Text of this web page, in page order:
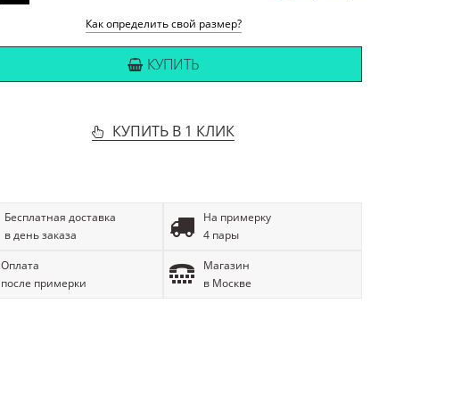
Как определить свой размер?
КУПИТЬ
КУПИТЬ В 1 КЛИК
Бесплатная доставка
в день заказа
На примерку
4 пары
Оплата
после примерки
Магазин
в Москве